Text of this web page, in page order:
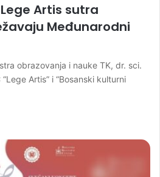
Lege Artis sutra
Međunarodni
obrazovanja i nauke TK, dr. sci.
Artis” i “Bosanski kulturni